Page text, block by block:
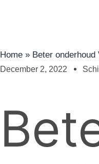
Home » Beter onderhoud
December 2, 2022